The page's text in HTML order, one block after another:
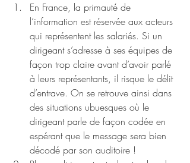
En France, la primauté de
l’information est réservée aux acteurs
qui représentent les salariés. Si un
dirigeant s’adresse à ses équipes de
façon trop claire avant d’avoir parlé
à leurs représentants, il risque le délit
d’entrave. On se retrouve ainsi dans
des situations ubuesques où le
dirigeant parle de façon codée en
espérant que le message sera bien
décodé par son auditoire !